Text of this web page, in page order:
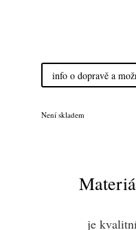
info o dopravě a
Není skladem
je